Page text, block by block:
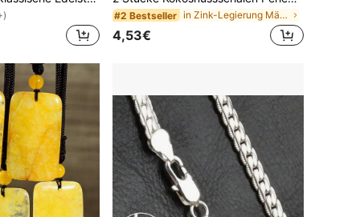
#2 Bestseller in Zink-Legierung Männer Anhänger Halsketten
4,53€